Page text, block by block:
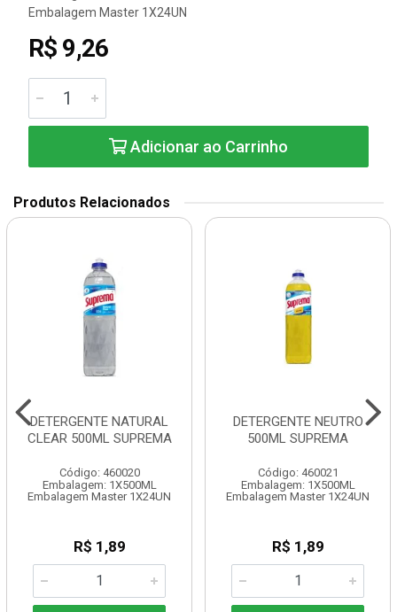
Embalagem Master 1X24UN
R$ 9,26
Adicionar ao Carrinho
Produtos Relacionados
DETERGENTE NATURAL
CLEAR 500ML SUPREMA
Código: 460020
Embalagem: 1X500ML
Embalagem Master 1X24UN
R$ 1,89
DETERGENTE NEUTRO
500ML SUPREMA
Código: 460021
Embalagem: 1X500ML
Embalagem Master 1X24UN
R$ 1,89